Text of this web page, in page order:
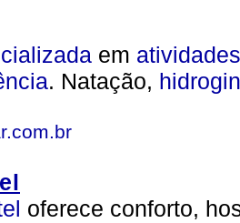
em atividades
. Natação,
oferece conforto,